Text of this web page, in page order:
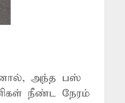
அந்த பஸ்
நீண்ட நேரம்